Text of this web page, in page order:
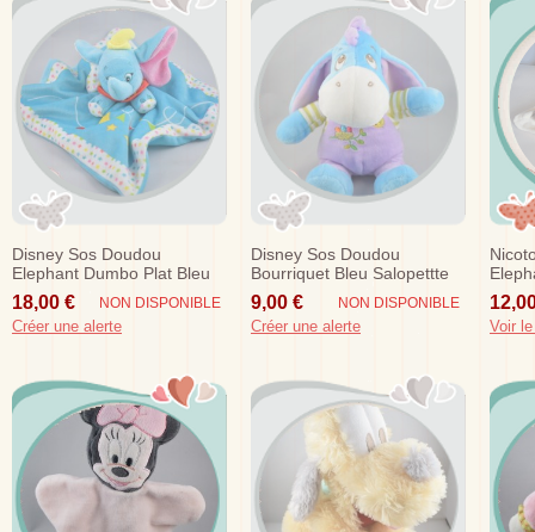
Disney Sos Doudou
Elephant Dumbo Plat Bleu
Turquoise Cirque
18,00 € NON DISPONIBLE
Créer une alerte
Disney Sos Doudou
Bourriquet Bleu Salopettte
Violet Nid Oeufs Oiseau
9,00 € NON DISPONIBLE
Créer une alerte Voir